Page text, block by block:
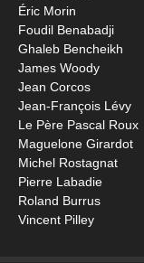
Éric Morin
Foudil Benabadji
Ghaleb Bencheikh
James Woody
Jean Corcos
Jean-François Lévy
Le Père Pascal Roux
Maguelone Girardot
Michel Rostagnat
Pierre Labadie
Roland Burrus
Vincent Pilley